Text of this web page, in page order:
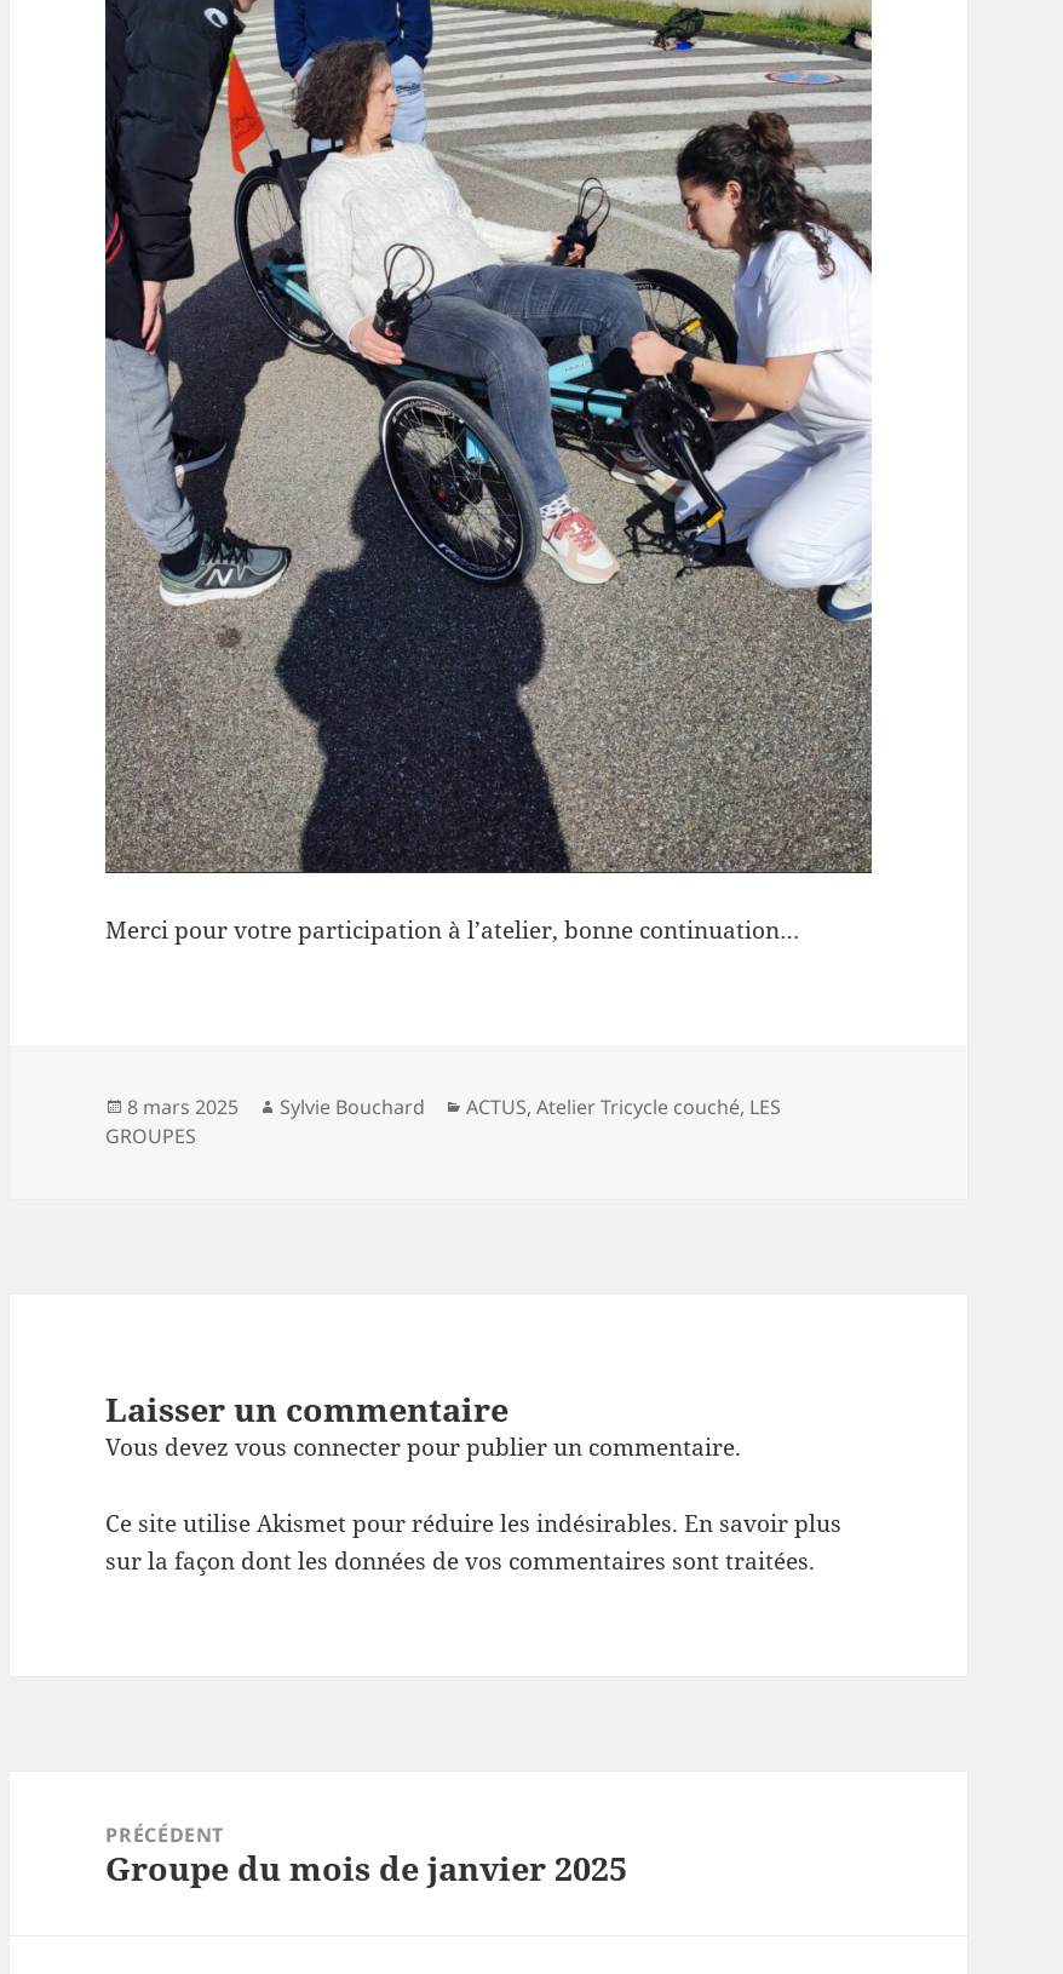
Merci pour votre participation à l’atelier, bonne continuation…
Publié
le
8 mars 2025 Auteur
Sylvie Bouchard Catégories
ACTUS,Atelier Tricycle couché, LES
GROUPES
Laisser un commentaire
Vous devezvous connecterpour publier un commentaire.
Ce site utilise Akismet pour réduire les indésirables.En savoir plus
sur la façon dont les données de vos commentaires sont traitées.
PRÉCÉDENT
Article
Groupe du mois de janvier 2025